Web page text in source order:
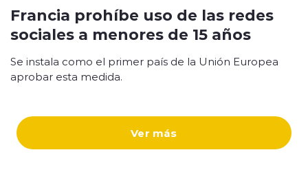
Ver más
Francia prohíbe uso de las redes
sociales a menores de 15 años
Se instala como el primer país de la Unión Europea
aprobar esta medida.